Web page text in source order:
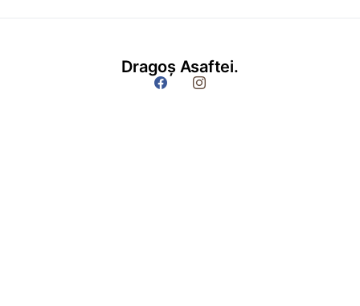
Dragoș Asaftei.